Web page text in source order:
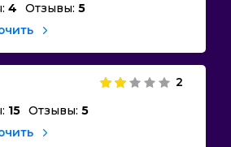
4 Отзывы: 5
2
15 Отзывы: 5